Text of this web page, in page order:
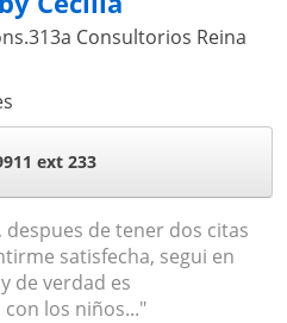
Consultorios Reina
ext 233
de tener dos citas
satisfecha, segui en
de verdad es
los niños..."